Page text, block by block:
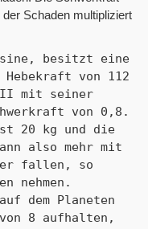
Schaden multipliziert
besitzt eine
von 112
mit seiner
von 0,8.
20 kg und die
also mehr mit
fallen, so
nehmen.
8 aufhalten,